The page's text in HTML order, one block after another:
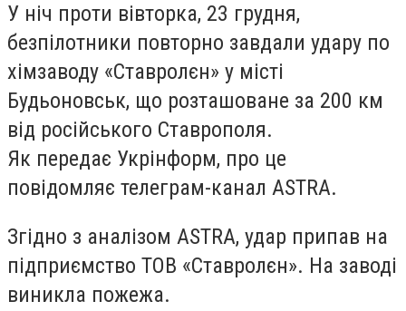
У ніч проти вівторка, 23 грудня,
безпілотники повторно завдали удару по
хімзаводу «Ставролєн» у місті
Будьоновськ, що розташоване за 200 км
від російського Ставрополя.
Як передає Укрінформ, про це
повідомляє телеграм-канал ASTRA.
Згідно з аналізом ASTRA, удар припав на
підприємство ТОВ «Ставролєн». На заводі
виникла пожежа.